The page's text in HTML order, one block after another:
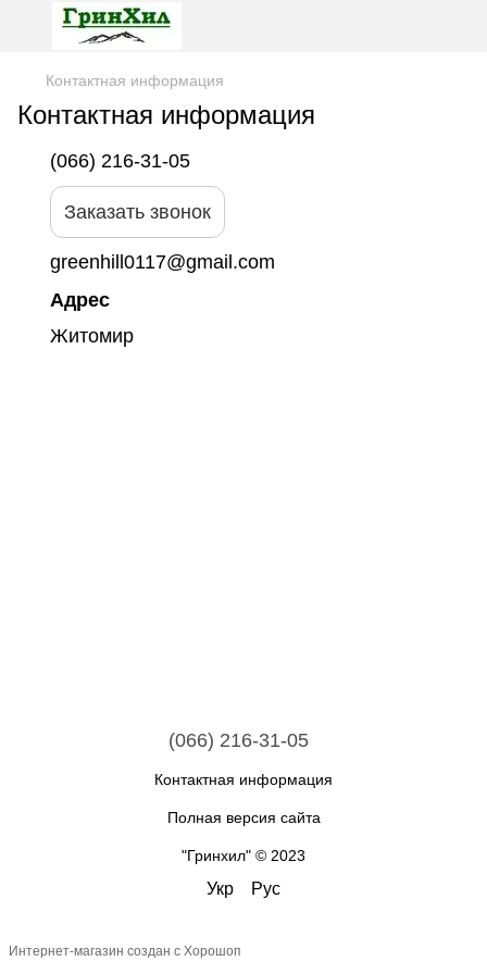
Контактная информация
Контактная информация
(066) 216-31-05
Заказать звонок
greenhill0117@gmail.com
Адрес
Житомир
(066) 216-31-05
Контактная информация
Полная версия сайта
"Гринхил" © 2023
Укр Рус
Интернет-магазин создан с Хорошоп